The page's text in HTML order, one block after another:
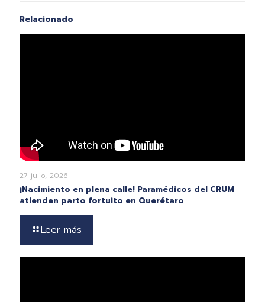
Relacionado
27 julio, 2026
¡Nacimiento en plena calle! Paramédicos del CRUM
atienden parto fortuito en Querétaro
Leer más